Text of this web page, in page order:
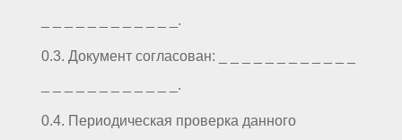
_ _ _ _ _ _ _ _ _ _ _ _.
0.3. Документ согласован: _ _ _ _ _ _ _ _ _ _ _ _
_ _ _ _ _ _ _ _ _ _ _ _.
0.4. Периодическая проверка данного